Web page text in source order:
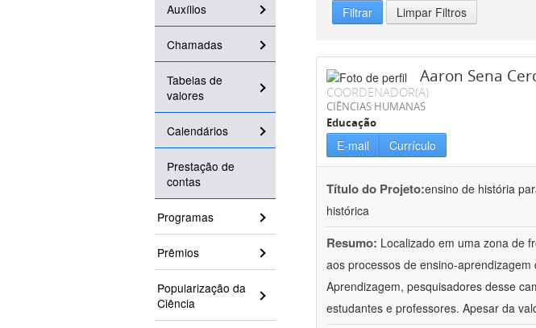
Auxílios
Chamadas
Tabelas de
valores
Calendários
Prestação de
contas
Programas
Prêmios
Popularização da
Ciência
Filtrar Limpar Filtros
Aaron Sena
COORDENADOR(A)
CIÊNCIAS HUMANAS
Educação
E-mail Currículo
Título do Projeto:ensino de história
histórica
Resumo: Localizado em uma zona de
aos processos de ensino-
Aprendizagem, pesquisadores desse
estudantes e professores. Apesar da